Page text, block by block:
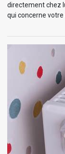
directement chez
qui concerne votre